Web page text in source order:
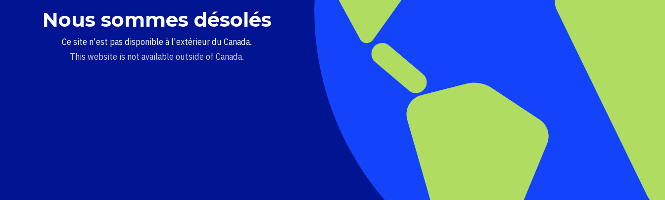
Nous sommes désolés
Ce site n'est pas disponible à l'extérieur du Canada.
This website is not available outside of Canada.